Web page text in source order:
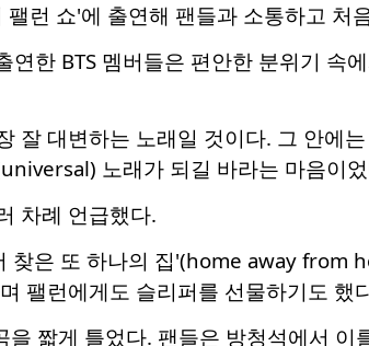
런 쇼'에 출연해 팬들과 소통하고 처
한 BTS 멤버들은 편안한 분위기 속
잘 대변하는 노래일 것이다. 그 안에
노래가 되길 바라는 마음이
차례 언급했다.
찾은 또 하나의 집'(home away from
팰런에게도 슬리퍼를 선물하기도 했
짧게 틀었다. 팬들은 방청석에서